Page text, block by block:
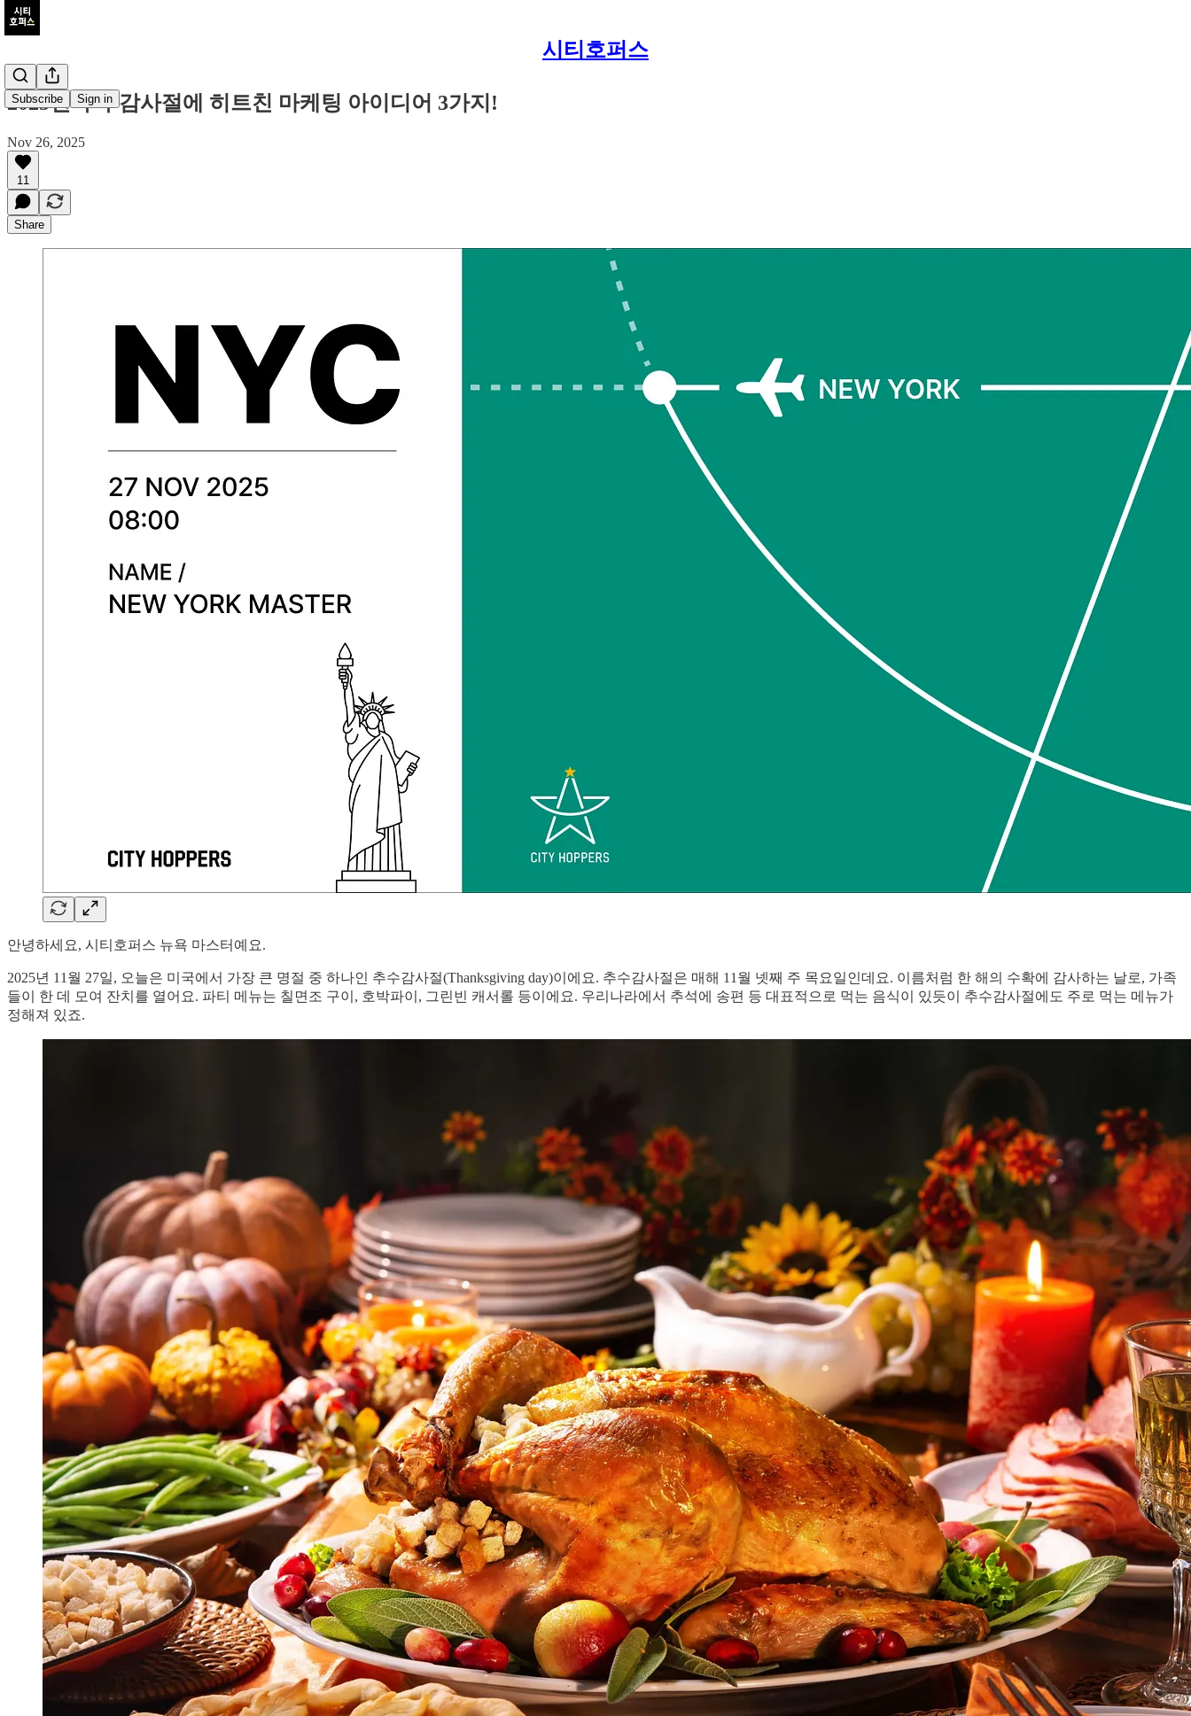
시티호퍼스
Subscribe Sign in
2025년 추수감사절에 히트친 마케팅 아이디어 3가지!
Nov 26, 2025
11
Share
안녕하세요, 시티호퍼스 뉴욕 마스터예요.
2025년 11월 27일, 오늘은 미국에서 가장 큰 명절 중 하나인 추수감사절(Thanksgiving day)이에요. 추수감사절은 매해 11월 넷째 주 목요일인데요. 이름처럼 한 해의 수확에 감사하는 날로, 가족
들이 한 데 모여 잔치를 열어요. 파티 메뉴는 칠면조 구이, 호박파이, 그린빈 캐서롤 등이에요. 우리나라에서 추석에 송편 등 대표적으로 먹는 음식이 있듯이 추수감사절에도 주로 먹는 메뉴가
정해져 있죠.